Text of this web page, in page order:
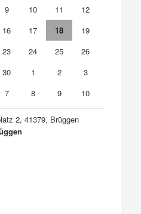
9 10 11
12
16 17 18
19
23 24 25
26
30 1 2
3
7 8 9 10
2, 41379, Brüggen